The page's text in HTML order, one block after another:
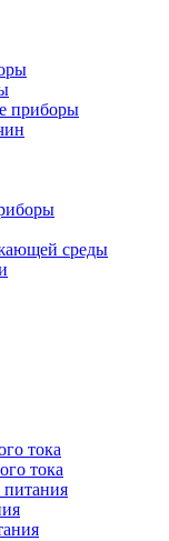
приборы
среды
тока
тока